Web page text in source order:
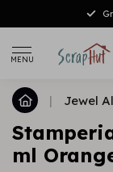
MENU
| Jewel
ml